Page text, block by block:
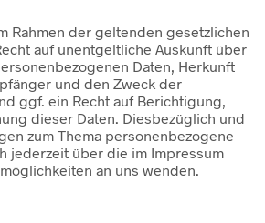
Rahmen der geltenden gesetzlichen
auf unentgeltliche Auskunft über
Daten, Herkunft
und den Zweck der
ggf. ein Recht auf Berichtigung,
dieser Daten. Diesbezüglich und
zum Thema personenbezogene
jederzeit über die im Impressum
an uns wenden.